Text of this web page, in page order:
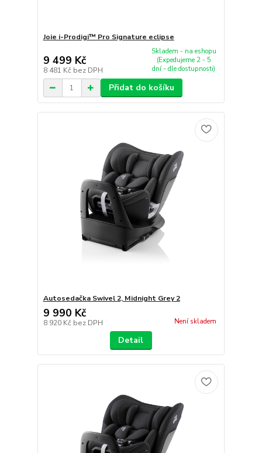
Joie i-Prodigi™ Pro Signature eclipse
9 499 Kč
8 481 Kč bez DPH
Skladem - na eshopu
(Expedujeme 2 - 5
dní - dle dostupnosti)
Přidat do košíku
Autosedačka Swivel 2, Midnight Grey 2
9 990 Kč
8 920 Kč bez DPH Není skladem
Detail